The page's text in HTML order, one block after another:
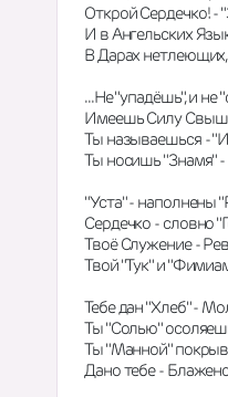
Открой Сердечко! -
И в Ангельских
В Дарах
...Не "упадёшь", и не
Имеешь Силу
Ты называешься -
Ты носишь "Знамя"
"Уста" - наполнены
Сердечко - словно
Твоё Служение -
Твой "Тук" и
Тебе дан "Хлеб" -
Ты "Солью"
Ты "Манной"
Дано тебе -